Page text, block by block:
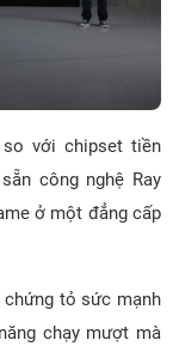
với chipset tiền
công nghệ Ray
ở một đẳng cấp
tỏ sức mạnh
chạy mượt mà